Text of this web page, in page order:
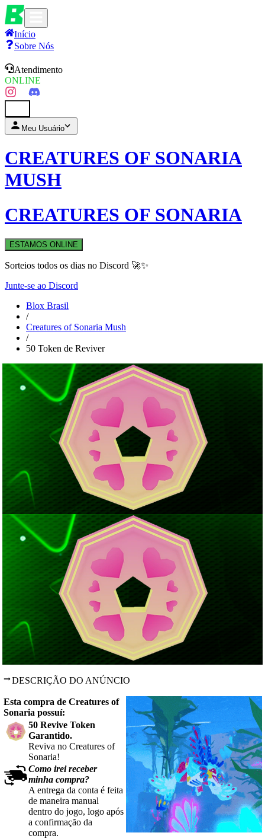
Início
Sobre Nós
Atendimento
ONLINE
Meu Usuário
CREATURES OF SONARIA
MUSH
CREATURES OF SONARIA
ESTAMOS ONLINE
Sorteios todos os dias no Discord 🚀✨
Junte-se ao Discord
Blox Brasil
/
Creatures of Sonaria Mush
/
50 Token de Reviver
DESCRIÇÃO DO ANÚNCIO
Esta compra de Creatures of
Sonaria possuí:
50 Revive Token
Garantido.
Reviva no Creatures of
Sonaria!
Como irei receber
minha compra?
A entrega da conta é feita
de maneira manual
dentro do jogo, logo após
a confirmação da
compra.